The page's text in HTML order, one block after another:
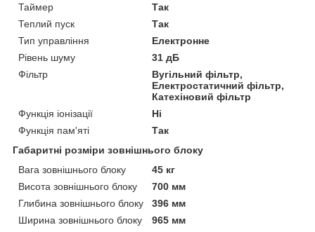
Таймер
Так
Теплий пуск
Так
Тип управління
Електронне
Рівень шуму
31 дБ
Фільтр
Вугільний фільтр,
Електростатичний фільтр,
Катехіновий фільтр
Функція іонізації
Ні
Функція пам'яті
Так
Габаритні розміри зовнішнього блоку
Вага зовнішнього блоку
45 кг
Висота зовнішнього блоку
700 мм
Глибина зовнішнього блоку
396 мм
Ширина зовнішнього блоку
965 мм